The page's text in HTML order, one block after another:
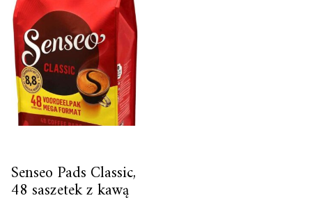
Senseo Pads Classic,
48 saszetek z kawą